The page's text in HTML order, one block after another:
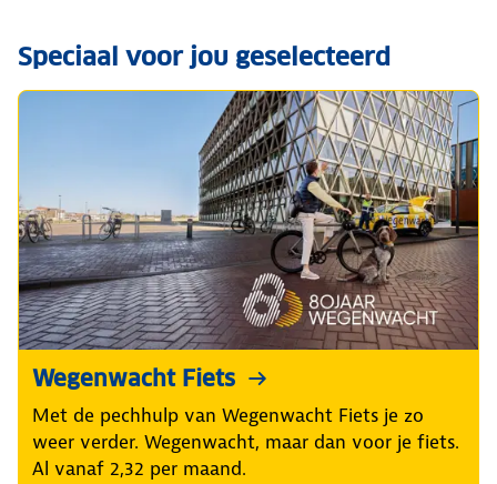
Speciaal voor jou geselecteerd
Wegenwacht Fiets
Met de pechhulp van Wegenwacht Fiets je zo
weer verder. Wegenwacht, maar dan voor je fiets.
Al vanaf 2,32 per maand.